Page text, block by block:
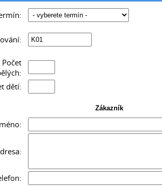
Počet
dětí:
Zákazník